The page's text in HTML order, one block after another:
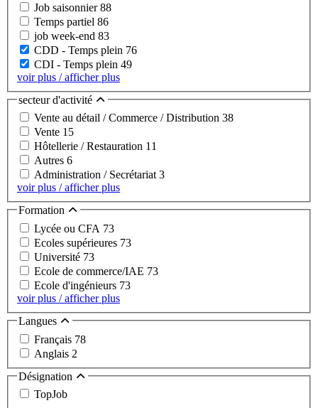
Job saisonnier88
Temps partiel 86
job week-end 83
CDD - Temps plein 76
CDI - Temps plein 49
voir plus / afficher plus
secteur d'activité
Vente au détail / Commerce / Distribution 38
Vente 15
Hôtellerie / Restauration 11
Autres 6
Administration / Secrétariat3
voir plus / afficher plus
Formation
Lycée ou CFA 73
Ecoles supérieures 73
Université 73
Ecole de commerce/IAE 73
Ecole d'ingénieurs 73
voir plus / afficher plus
Langues
Français 78
Anglais 2
Désignation
TopJob